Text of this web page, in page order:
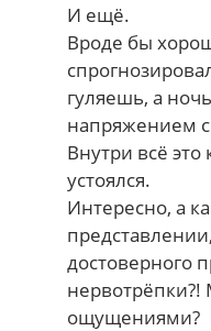
И ещё.
Вроде бы
гуляешь, а
напряжением
Внутри всё это
устоялся.
Интересно, а
достоверного
нервотрёпки?!
ощущениями?